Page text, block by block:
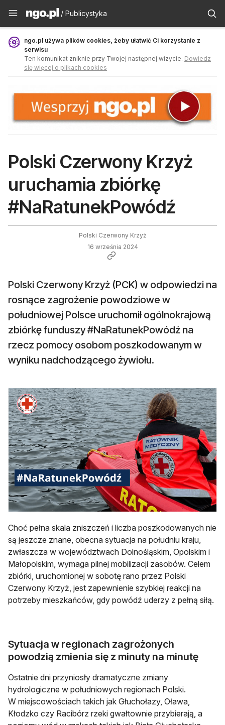
Publicystyka - ngo.pl
/ Publicystyka
ngo.pl używa plików cookies, żeby ułatwić Ci korzystanie z
serwisu
Ten komunikat zniknie przy Twojej następnej wizycie. Dowiedz
się więcej o plikach cookies
Polski Czerwony Krzyż
uruchamia zbiórkę
#NaRatunekPowódź
Polski Czerwony Krzyż
16 września 2024
Polski Czerwony Krzyż (PCK) w odpowiedzi na
rosnące zagrożenie powodziowe w
południowej Polsce uruchomił ogólnokrajową
zbiórkę funduszy #NaRatunekPowódź na
rzecz pomocy osobom poszkodowanym w
wyniku nadchodzącego żywiołu.
Choć pełna skala zniszczeń i liczba poszkodowanych nie
są jeszcze znane, obecna sytuacja na południu kraju,
zwłaszcza w województwach Dolnośląskim, Opolskim i
Małopolskim, wymaga pilnej mobilizacji zasobów. Celem
zbiórki, uruchomionej w sobotę rano przez Polski
Czerwony Krzyż, jest zapewnienie szybkiej reakcji na
potrzeby mieszkańców, gdy powódź uderzy z pełną siłą.
Sytuacja w regionach zagrożonych
powodzią zmienia się z minuty na minutę
Ostatnie dni przyniosły dramatyczne zmiany
hydrologiczne w południowych regionach Polski.
W miejscowościach takich jak Głuchołazy, Oława,
Kłodzko czy Racibórz rzeki gwałtownie przybierają, a